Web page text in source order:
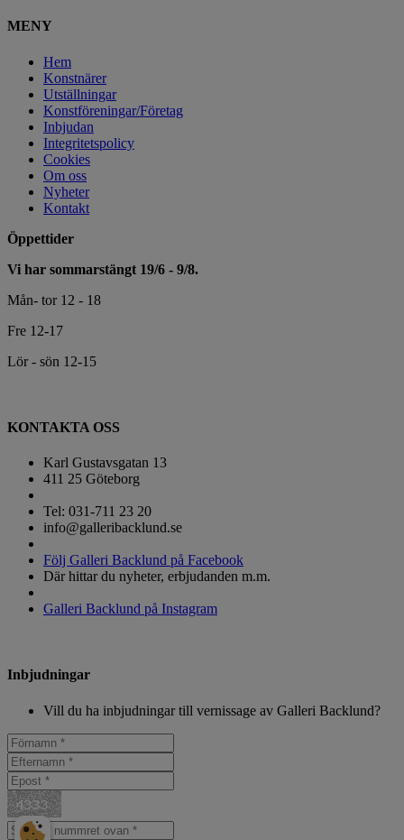
MENY
Hem
Konstnärer
Utställningar
Konstföreningar/Företag
Inbjudan
Integritetspolicy
Cookies
Om oss
Nyheter
Kontakt
Öppettider
Vi har sommarstängt 19/6 - 9/8.
Mån- tor 12 - 18
Fre 12-17
Lör - sön 12-15
KONTAKTA OSS
Karl Gustavsgatan 13
411 25 Göteborg
Tel: 031-711 23 20
info@galleribacklund.se
Följ Galleri Backlund på Facebook
Där hittar du nyheter, erbjudanden m.m.
Galleri Backlund på Instagram
Inbjudningar
Vill du ha inbjudningar till vernissage av Galleri Backlund?